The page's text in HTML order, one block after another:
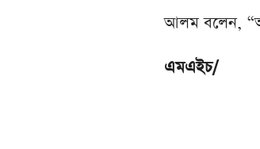
আলম বলেন,
এমএইচ/